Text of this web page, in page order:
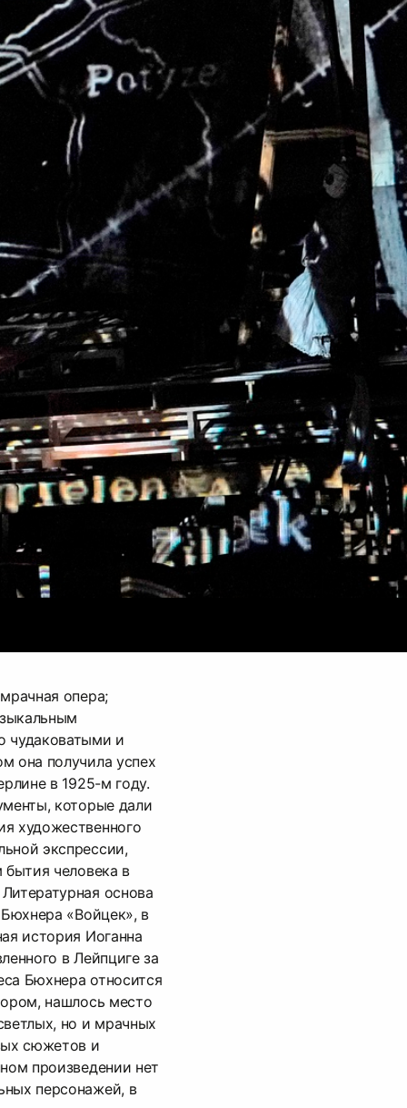
опера;
чудаковатыми и
она получила успех
в 1925-м году.
которые дали
художественного
экспрессии,
бытия человека в
основа
«Войцек», в
история Иоганна
в Лейпциге за
Бюхнера относится
нашлось место
но и мрачных
сюжетов и
произведении нет
персонажей, в